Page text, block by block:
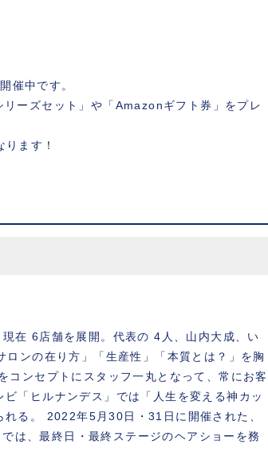
催中です。
ーズセット」や「Amazonギフト券」をプレ
ます！
在 6店舗を展開。代表の 4人、山内大成、い
ンの在り方」「生産性」「本質とは？」を胸
コンセプトにスタッフ一丸となって、常にお客
「ヒルナンデス」では「人生を変える神カッ
る。 2022年5月30日・31日に開催された、
は、最終日・最終ステージのヘアショーを務